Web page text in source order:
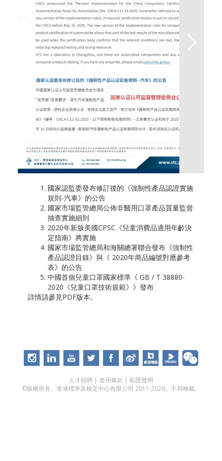
國家認監委發布修訂後的《強制性產品認證實施
規則-汽車》的公告
國家市場監管總局公佈非醫用口罩產品質量監督
抽查實施細則
2020年新版美國CPSC《兒童消費品適用年齡決
定指南》將實施
國家市場監管總局和海關總署聯合發布《強制性
產品認證目錄》與《 2020年商品編號對應參考
表》的公告
中國首個兒童口罩國家標準《 GB / T 38880-
2020《兒童口罩技術規範》》發布
詳情請參見PDF版本。
人才招聘 | 使用條款 | 私隱聲明
©版權所有。香港標準及檢定中心有限公司 2011-2026。不得轉載。